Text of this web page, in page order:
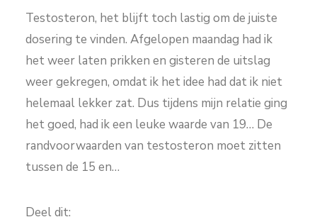
Testosteron, het blijft toch lastig om de juiste
dosering te vinden. Afgelopen maandag had ik
het weer laten prikken en gisteren de uitslag
weer gekregen, omdat ik het idee had dat ik niet
helemaal lekker zat. Dus tijdens mijn relatie ging
het goed, had ik een leuke waarde van 19… De
randvoorwaarden van testosteron moet zitten
tussen de 15 en…
Deel dit: